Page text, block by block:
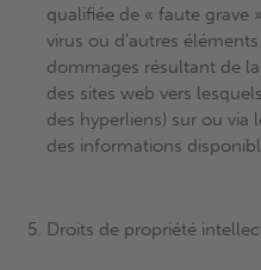
qualifiée de « faute grave
virus ou d’autres
dommages résultant de
des sites web vers
des hyperliens) sur ou via
des informations
Droits de propriété